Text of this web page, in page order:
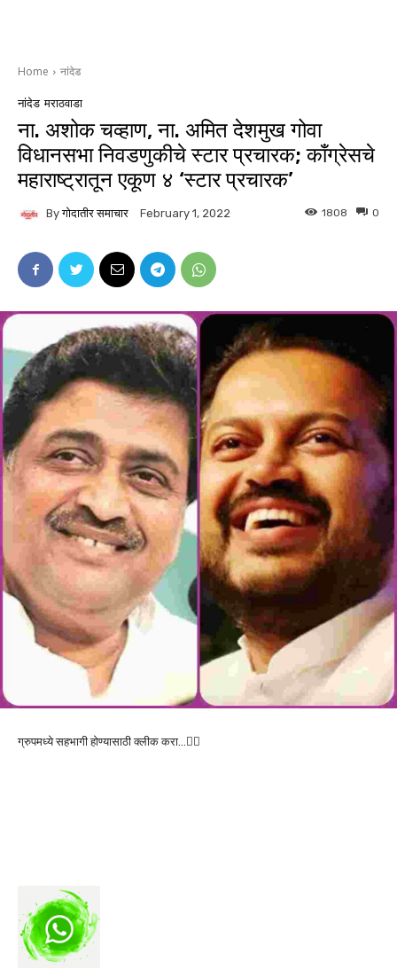
Home नांदेड
नांदेड मराठवाडा
ना. अशोक चव्हाण, ना. अमित देशमुख गोवा
विधानसभा निवडणुकीचे स्टार प्रचारक; काँग्रेसचे
महाराष्ट्रातून एकूण ४ ‘स्टार प्रचारक’
By गोदातीर समाचार February 1, 2022 0
1808
ग्रुपमध्ये सहभागी होण्यासाठी क्लीक करा…👆🏻